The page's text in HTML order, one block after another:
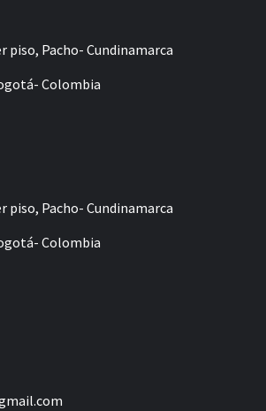
piso, Pacho- Cundinamarca
Colombia
piso, Pacho- Cundinamarca
Colombia